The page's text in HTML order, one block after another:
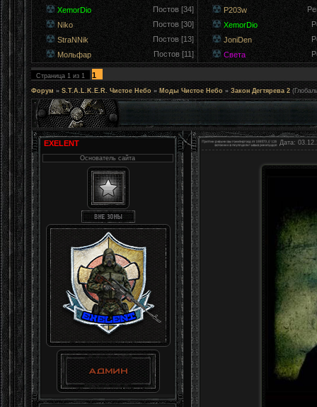
XemorDio
Постов [34]
Niko
Постов [30]
StraNNik
Постов [13]
Мольфар
Постов [11]
P203w
XemorDio
JoniDen
Света
Страница 1 из 1 1
Форум » S.T.A.L.K.E.R. Чистое Небо » Моды Чистое Небо » Закон Дегтярева 2
EXELENT
Основатель сайта
Дата: